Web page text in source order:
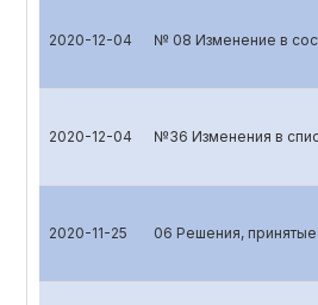
2020-12-04 № 08 Изменение в
2020-12-04 №36 Изменения в
2020-11-25 06 Решения,